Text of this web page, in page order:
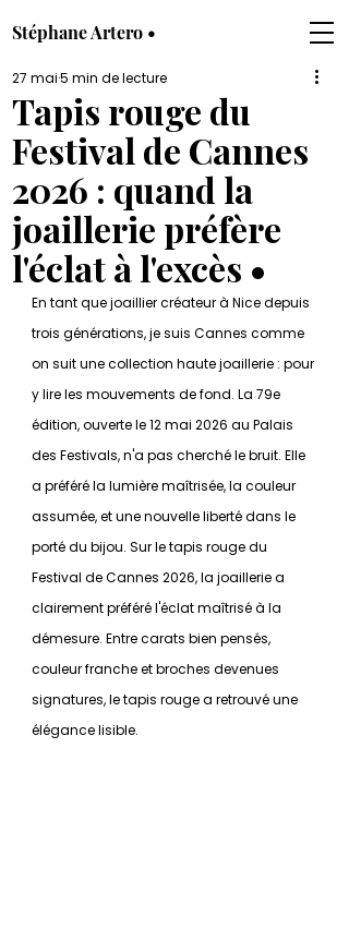
Stéphane Artero •
Tapis rouge du
Festival de Cannes
2026 : quand la
joaillerie préfère
l'éclat à l'excès •
27 mai5 min de lecture
En tant que joaillier créateur à Nice depuis
trois générations, je suis Cannes comme
on suit une collection haute joaillerie : pour
y lire les mouvements de fond. La 79e
édition, ouverte le 12 mai 2026 au Palais
des Festivals, n'a pas cherché le bruit. Elle
a préféré la lumière maîtrisée, la couleur
assumée, et une nouvelle liberté dans le
porté du bijou. Sur le tapis rouge du
Festival de Cannes 2026, la joaillerie a
clairement préféré l'éclat maîtrisé à la
démesure. Entre carats bien pensés,
couleur franche et broches devenues
signatures, le tapis rouge a retrouvé une
élégance lisible.